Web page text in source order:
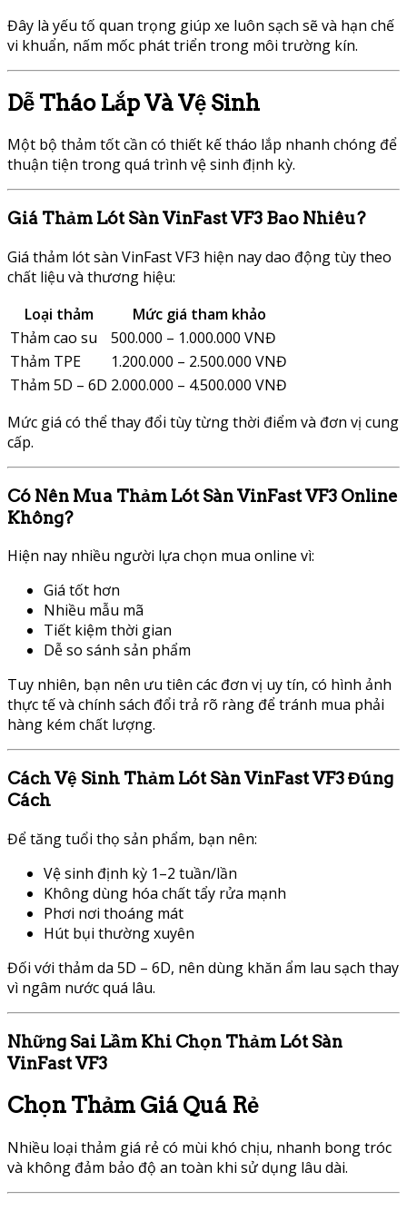
Đây là yếu tố quan trọng giúp xe luôn sạch sẽ và hạn chế
vi khuẩn, nấm mốc phát triển trong môi trường kín.
Dễ Tháo Lắp Và Vệ Sinh
Một bộ thảm tốt cần có thiết kế tháo lắp nhanh chóng để
thuận tiện trong quá trình vệ sinh định kỳ.
Giá Thảm Lót Sàn VinFast VF3 Bao Nhiêu?
Giá thảm lót sàn VinFast VF3 hiện nay dao động tùy theo
chất liệu và thương hiệu:
Loại thảm
Mức giá tham khảo
Thảm cao su
500.000 – 1.000.000 VNĐ
Thảm TPE
1.200.000 – 2.500.000 VNĐ
Thảm 5D – 6D 2.000.000 – 4.500.000 VNĐ
Mức giá có thể thay đổi tùy từng thời điểm và đơn vị cung
cấp.
Có Nên Mua Thảm Lót Sàn VinFast VF3 Online
Không?
Hiện nay nhiều người lựa chọn mua online vì:
Giá tốt hơn
Nhiều mẫu mã
Tiết kiệm thời gian
Dễ so sánh sản phẩm
Tuy nhiên, bạn nên ưu tiên các đơn vị uy tín, có hình ảnh
thực tế và chính sách đổi trả rõ ràng để tránh mua phải
hàng kém chất lượng.
Cách Vệ Sinh Thảm Lót Sàn VinFast VF3 Đúng
Cách
Để tăng tuổi thọ sản phẩm, bạn nên:
Vệ sinh định kỳ 1–2 tuần/lần
Không dùng hóa chất tẩy rửa mạnh
Phơi nơi thoáng mát
Hút bụi thường xuyên
Đối với thảm da 5D – 6D, nên dùng khăn ẩm lau sạch thay
vì ngâm nước quá lâu.
Những Sai Lầm Khi Chọn Thảm Lót Sàn
VinFast VF3
Chọn Thảm Giá Quá Rẻ
Nhiều loại thảm giá rẻ có mùi khó chịu, nhanh bong tróc
và không đảm bảo độ an toàn khi sử dụng lâu dài.